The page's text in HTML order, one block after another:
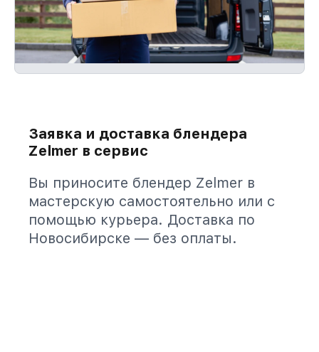
Заявка и доставка блендера
Zelmer в сервис
Вы приносите блендер Zelmer в
мастерскую самостоятельно или с
помощью курьера. Доставка по
Новосибирске — без оплаты.